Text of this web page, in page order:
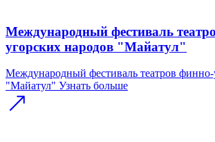
Международный фестиваль
угорских народов "Майатул"
Международный фестиваль театров финно-
"Майатул" Узнать больше